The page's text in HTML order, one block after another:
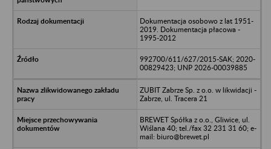
Dokumentacja osobowo z lat 1951-
2019. Dokumentacja płacowa -
1995-2012
992700/611/627/2015-SAK; 2020-
00829423; UNP 2026-00039885
ZUBIT Zabrze Sp. z o.o. w likwidacji -
Zabrze, ul. Tracera 21
BREWET Spółka z o.o., Gliwice, ul.
Wiślana 40; tel./fax 32 231 31 60; e-
mail: biuro@brewet.pl